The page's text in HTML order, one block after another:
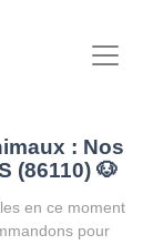
: Nos
(86110) 🐶
en ce moment
pour